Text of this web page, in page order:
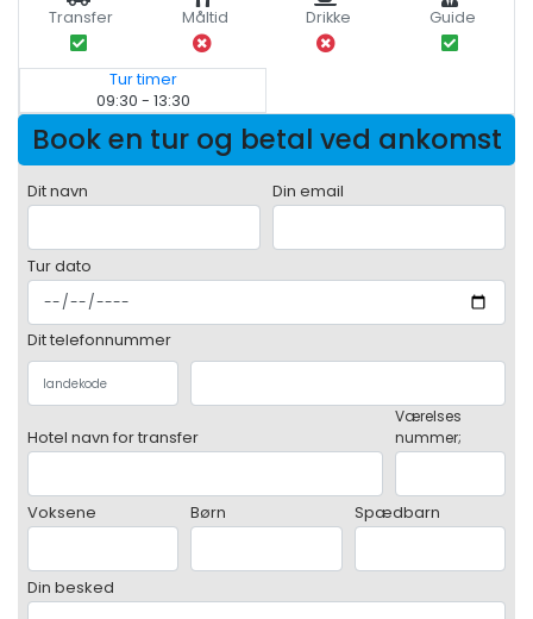
Transfer Måltid Drikke Guide
Tur timer
09:30 - 13:30
Book en tur og betal ved ankomst
Dit navn Din email
Tur dato
Dit telefonnummer
Hotel navn for transfer
Værelses
nummer;
Voksene Børn Spædbarn
Din besked